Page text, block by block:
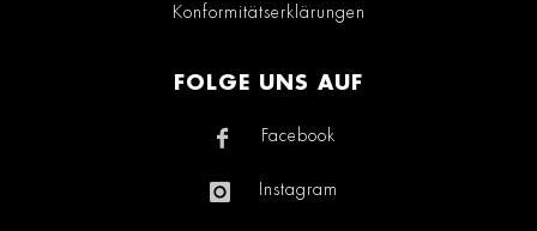
Konformitätserklärungen
FOLGE UNS AUF
Facebook
Instagram